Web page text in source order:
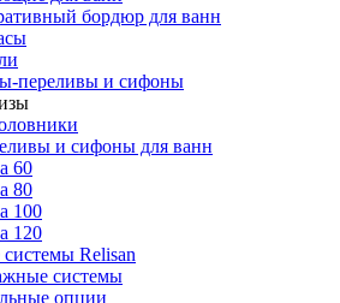
бордюр для ванн
переливы и сифоны
и сифоны для ванн
60
80
100
120
Relisan
системы
опции